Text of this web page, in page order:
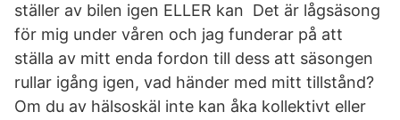
ställer av bilen igen ELLER kan Det är lågsäsong
för mig under våren och jag funderar på att
ställa av mitt enda fordon till dess att säsongen
rullar igång igen, vad händer med mitt tillstånd?
Om du av hälsoskäl inte kan åka kollektivt eller